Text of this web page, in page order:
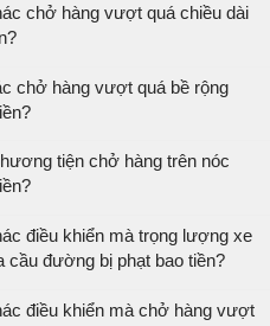
chở hàng vượt quá chiều dài
chở hàng vượt quá bề rộng
tiện chở hàng trên nóc
điều khiển mà trọng lượng xe
cầu đường bị phạt bao tiền?
điều khiển mà chở hàng vượt